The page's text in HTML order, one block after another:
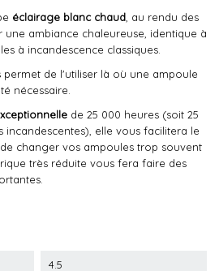
éclairage blanc chaud , au rendu des
une ambiance chaleureuse, identique à
à incandescence classiques.
permet de l'utiliser là où une ampoule
nécessaire.
de 25 000 heures (soit 25
incandescentes), elle vous facilitera le
changer vos ampoules trop souvent
très réduite vous fera faire des
4.5